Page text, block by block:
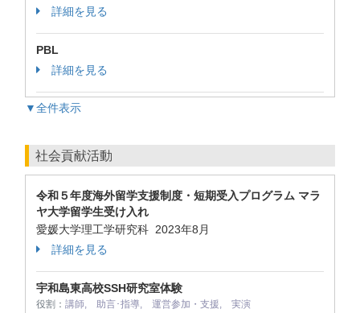
詳細を見る
PBL
詳細を見る
▼全件表示
社会貢献活動
令和５年度海外留学支援制度・短期受入プログラム マラ
ヤ大学留学生受け入れ
愛媛大学理工学研究科 2023年8月
詳細を見る
宇和島東高校SSH研究室体験
役割： 講師, 助言･指導, 運営参加・支援, 実演